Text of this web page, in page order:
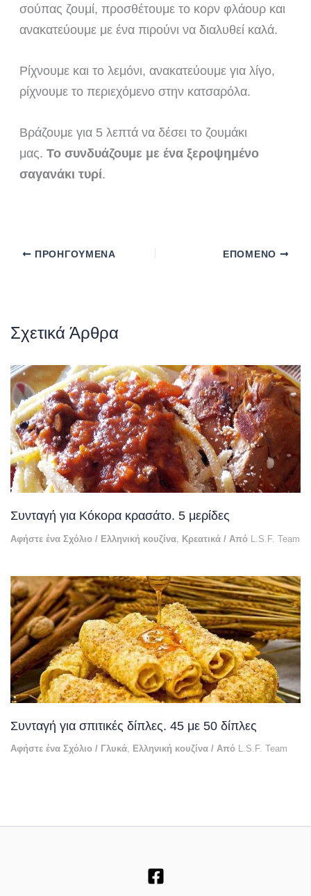
σούπας ζουμί, προσθέτουμε το κορν φλάουρ και
ανακατεύουμε με ένα πιρούνι να διαλυθεί καλά.
Ρίχνουμε και το λεμόνι, ανακατεύουμε για λίγο,
ρίχνουμε το περιεχόμενο στην κατσαρόλα.
Βράζουμε για 5 λεπτά να δέσει το ζουμάκι
μας.Το συνδυάζουμε με ένα ξεροψημένο
σαγανάκι τυρί.
ΠΡΟΗΓΟΎΜΕΝΑ ΕΠΌΜΕΝΟ
Σχετικά Άρθρα
Συνταγή για Κόκορα κρασάτο. 5 μερίδες
Αφήστε ένα Σχόλιο / Ελληνική κουζίνα, Κρεατικά/ Από L.S.F. Team
Συνταγή για σπιτικές δίπλες. 45 με 50 δίπλες
Αφήστε ένα Σχόλιο / Γλυκά, Ελληνική κουζίνα/ Από L.S.F. Team